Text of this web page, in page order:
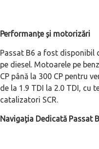
Performanțe și motorizări
Passat B6 a fost disponibil
pe diesel. Motoarele pe
CP până la 300 CP pentru
de la 1.9 TDI la 2.0 TDI, cu
catalizatori SCR.
Navigația Dedicată Passat